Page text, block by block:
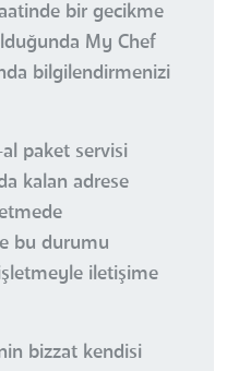
bir gecikme
My Chef
bilgilendirmenizi
paket servisi
kalan adrese
bu durumu
iletişime
bizzat kendisi